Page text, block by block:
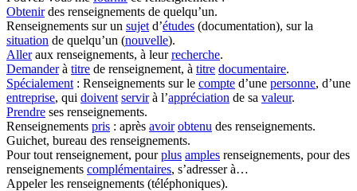
Obtenirdes renseignements de quelqu’un.
Renseignements sur un sujet d’études (documentation), sur la
situation de quelqu’un (nouvelle).
Alleraux renseignements, à leurrecherche.
Demanderà titre de renseignement, à titre documentaire.
Spécialement : Renseignements sur le compte d’une personne, d’une
entreprise, qui doivent servirà l’appréciation de sa valeur.
Prendre ses renseignements.
Renseignements pris : après avoir obtenu des renseignements.
Guichet, bureau des renseignements.
Pour tout renseignement, pourplus amples renseignements, pour des
renseignements complémentaires, s’adresser à…
Appeler les renseignements (téléphoniques).